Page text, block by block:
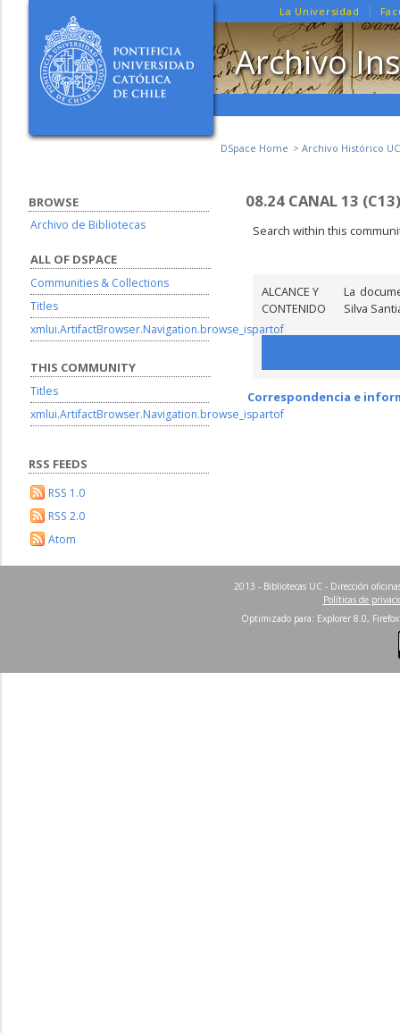
La Universidad
Archivo
DSpace Home Archivo Histórico UC
08.24 CANAL 13 (C13)
Search within this
ALCANCE Y
CONTENIDO
La
Silva
Correspondencia e
BROWSE
Archivo de Bibliotecas
ALL OF DSPACE
Communities & Collections
Titles
xmlui.ArtifactBrowser.Navigation.browse_ispartof
THIS COMMUNITY
Titles
xmlui.ArtifactBrowser.Navigation.browse_ispartof
RSS FEEDS
RSS 1.0
RSS 2.0
Atom
2013 - Bibliotecas UC - Dirección
Políticas de
Optimizado para: Explorer 8.0,